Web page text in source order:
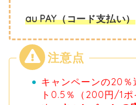
au PAY（コード支払い）
キャンペーンの20
ト0.5％（200円/1